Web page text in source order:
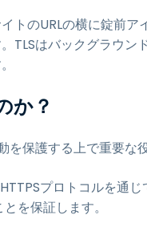
トのURLの横に錠前
TLSはバックグラウ
か？
を保護する上で重要
プロトコルを通
を保証します。